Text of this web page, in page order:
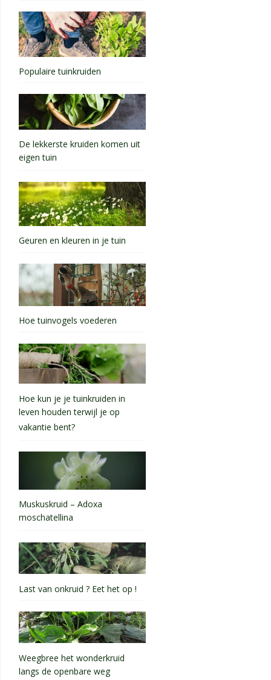
Populaire tuinkruiden
De lekkerste kruiden komen uit
eigen tuin
Geuren en kleuren in je tuin
Hoe tuinvogels voederen
Hoe kun je je tuinkruiden in
leven houden terwijl je op
vakantie bent?
Muskuskruid – Adoxa
moschatellina
Last van onkruid ? Eet het op !
Weegbree het wonderkruid
langs de openbare weg